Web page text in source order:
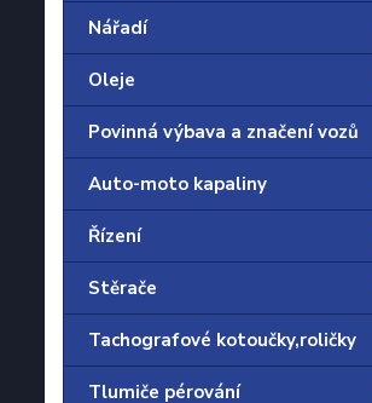
Nářadí
Oleje
Povinná výbava a značení vozů
Auto-moto kapaliny
Řízení
Stěrače
Tachografové kotoučky,roličky
Tlumiče pérování